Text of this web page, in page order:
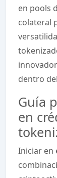
en pools
colateral
dentro
Guía
en
Iniciar en